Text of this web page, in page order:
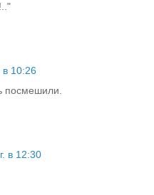
в 10:26
посмешили.
в 12:30